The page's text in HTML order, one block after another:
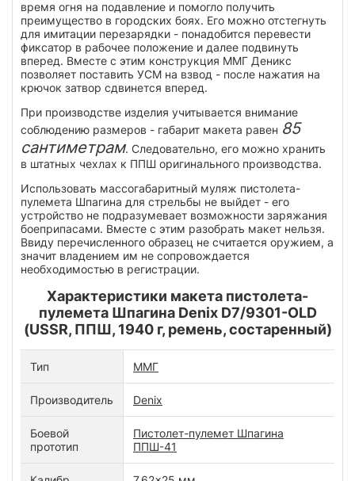
время огня на подавление и помогло получить
преимущество в городских боях. Его можно отстегнуть
для имитации перезарядки - понадобится перевести
фиксатор в рабочее положение и далее подвинуть
вперед. Вместе с этим конструкция ММГ Деникс
позволяет поставить УСМ на взвод - после нажатия на
крючок затвор сдвинется вперед.
При производстве изделия учитывается внимание
соблюдению размеров - габарит макета равен 85
сантиметрам. Следовательно, его можно хранить
в штатных чехлах к ППШ оригинального производства.
Использовать массогабаритный муляж пистолета-
пулемета Шпагина для стрельбы не выйдет - его
устройство не подразумевает возможности заряжания
боеприпасами. Вместе с этим разобрать макет нельзя.
Ввиду перечисленного образец не считается оружием, а
значит владением им не сопровождается
необходимостью в регистрации.
Характеристики макета пистолета-
пулемета Шпагина Denix D7/9301-OLD
(USSR, ППШ, 1940 г, ремень, состаренный)
Тип ММГ
Производитель Denix
Боевой
прототип
Пистолет-пулемет Шпагина
ППШ-41